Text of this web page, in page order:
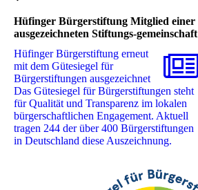
Hüfinger Bürgerstiftung Mitglied einer
ausgezeichneten Stiftungs-gemeinschaft
Hüfinger Bürgerstiftung erneut
mit dem Gütesiegel für
Bürgerstiftungen ausgezeichnet ‎
Das Gütesiegel für Bürgerstiftungen steht
für Qualität und Transparenz im lokalen
‎bürgerschaftlichen Engagement. Aktuell
tragen 244 der über 400 Bürgerstiftungen
in Deutschland ‎diese Auszeichnung. ‎